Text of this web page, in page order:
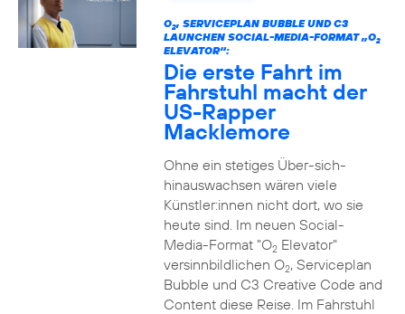
O2, SERVICEPLAN BUBBLE UND C3
LAUNCHEN SOCIAL-MEDIA-FORMAT „O2
ELEVATOR“:
Die erste Fahrt im
Fahrstuhl macht der
US-Rapper
Macklemore
Ohne ein stetiges Über-sich-
hinauswachsen wären viele
Künstler:innen nicht dort, wo sie
heute sind. Im neuen Social-
Media-Format "O2Elevator"
versinnbildlichen O2, Serviceplan
Bubble und C3 Creative Code and
Content diese Reise. Im Fahrstuhl